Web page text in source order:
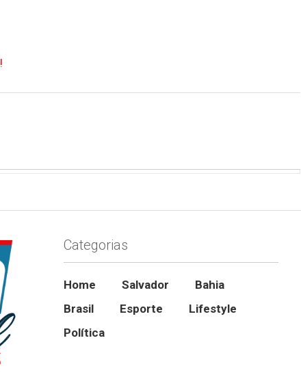
Categorias
Home Salvador
Bahia
Brasil
Esporte
Lifestyle
Política